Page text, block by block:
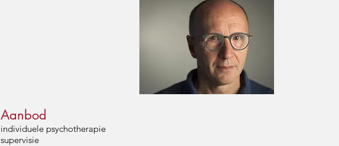
Aanbod
individuele psychotherapie
supervisie